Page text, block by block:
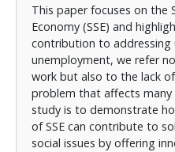
Στη συνέχεια,
εξασφαλίζουν την
δημιουργούν βιώσιμες
κοινωνικό πρόσημο.
στο ρόλο της ΚΑΟ στην
θέσεις εργασίας που
κυρίως με την κάλυψη
κοινότητας και
καπιταλοκεντρική
This paper focuses on the
Economy (SSE) and
contribution to addressing
unemployment, we refer
work but also to the lack
problem that affects many
study is to demonstrate
of SSE can contribute to
social issues by offering